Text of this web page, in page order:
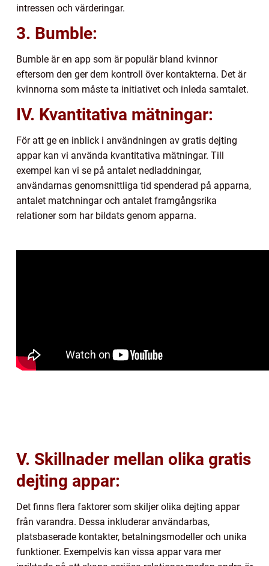
intressen och värderingar.
3. Bumble:
Bumble är en app som är populär bland kvinnor
eftersom den ger dem kontroll över kontakterna. Det är
kvinnorna som måste ta initiativet och inleda samtalet.
IV. Kvantitativa mätningar:
För att ge en inblick i användningen av gratis dejting
appar kan vi använda kvantitativa mätningar. Till
exempel kan vi se på antalet nedladdningar,
användarnas genomsnittliga tid spenderad på apparna,
antalet matchningar och antalet framgångsrika
relationer som har bildats genom apparna.
V. Skillnader mellan olika gratis
dejting appar:
Det finns flera faktorer som skiljer olika dejting appar
från varandra. Dessa inkluderar användarbas,
platsbaserade kontakter, betalningsmodeller och unika
funktioner. Exempelvis kan vissa appar vara mer